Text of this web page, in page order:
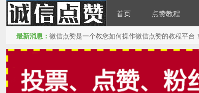
微信点赞
首页 点赞教程
最新消息： 微信点赞是一个教您如何操作微信点赞的教程平台！